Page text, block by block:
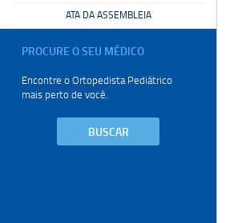
ATA DA ASSEMBLEIA
PROCURE O SEU MÉDICO
Encontre o OrtopedistaPediátrico
mais perto de você.
BUSCAR